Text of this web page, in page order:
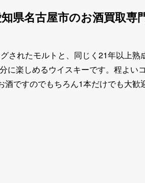
県名古屋市のお酒買取専
されたモルトと、同じく21年以上熟
に楽しめるウイスキーです。程よ
ですのでもちろん1本だけでも大